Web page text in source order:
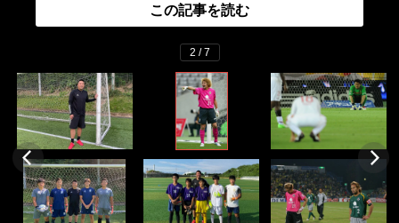
この記事を読む
2 / 7